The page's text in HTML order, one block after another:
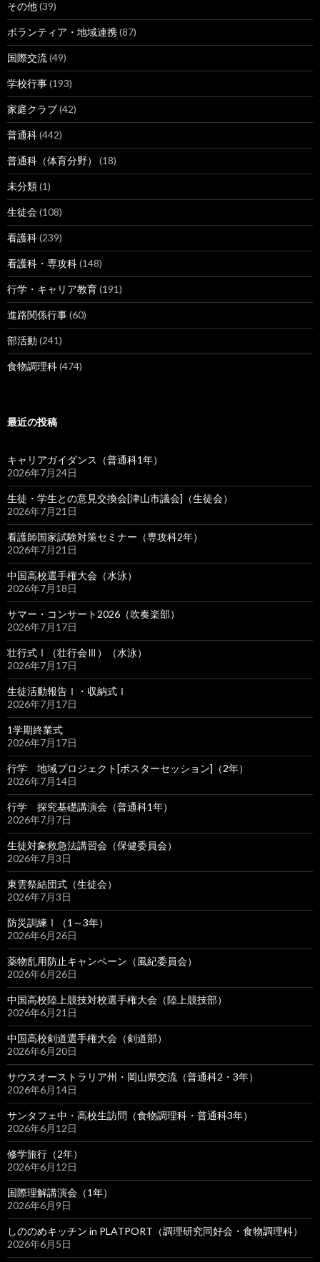
その他(39)
ボランティア・地域連携(87)
国際交流(49)
学校行事(193)
家庭クラブ(42)
普通科(442)
普通科（体育分野） (18)
未分類(1)
生徒会(108)
看護科(239)
看護科・専攻科(148)
行学・キャリア教育(191)
進路関係行事(60)
部活動 (241)
食物調理科(474)
最近の投稿
キャリアガイダンス（普通科1年）
2026年7月24日
生徒・学生との意見交換会[津山市議会]（生徒会）
2026年7月21日
看護師国家試験対策セミナー（専攻科2年）
2026年7月21日
中国高校選手権大会（水泳）
2026年7月18日
サマー・コンサート2026（吹奏楽部）
2026年7月17日
壮行式Ⅰ（壮行会Ⅲ）（水泳）
2026年7月17日
生徒活動報告Ⅰ・収納式Ⅰ
2026年7月17日
1学期終業式
2026年7月17日
行学 地域プロジェクト[ポスターセッション]（2年）
2026年7月14日
行学 探究基礎講演会（普通科1年）
2026年7月7日
生徒対象救急法講習会（保健委員会）
2026年7月3日
東雲祭結団式（生徒会）
2026年7月3日
防災訓練Ⅰ（1～3年）
2026年6月26日
薬物乱用防止キャンペーン（風紀委員会）
2026年6月26日
中国高校陸上競技対校選手権大会（陸上競技部）
2026年6月21日
中国高校剣道選手権大会（剣道部）
2026年6月20日
サウスオーストラリア州・岡山県交流（普通科2・3年）
2026年6月14日
サンタフェ中・高校生訪問（食物調理科・普通科3年）
2026年6月12日
修学旅行（2年）
2026年6月12日
国際理解講演会（1年）
2026年6月9日
しののめキッチン in PLATPORT（調理研究同好会・食物調理科）
2026年6月5日